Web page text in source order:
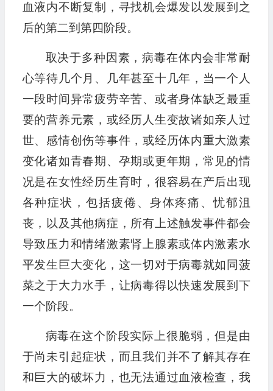
血液内不断复制，寻找机会爆发以发展到之
后的第二到第四阶段。
取决于多种因素，病毒在体内会非常耐
心等待几个月、几年甚至十几年，当一个人
一段时间异常疲劳辛苦、或者身体缺乏最重
要的营养元素，或经历人生变故诸如亲人过
世、感情创伤等事件，或经历体内重大激素
变化诸如青春期、孕期或更年期，常见的情
况是在女性经历生育时，很容易在产后出现
各种症状，包括疲倦、身体疼痛、忧郁沮
丧，以及其他病症，所有上述触发事件都会
导致压力和情绪激素肾上腺素或体内激素水
平发生巨大变化，这一切对于病毒就如同菠
菜之于大力水手，让病毒得以快速发展到下
一个阶段。
病毒在这个阶段实际上很脆弱，但是由
于尚未引起症状，而且我们并不了解其存在
和巨大的破坏力，也无法通过血液检查，我